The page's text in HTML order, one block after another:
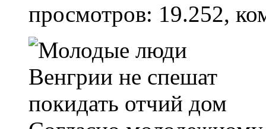
просмотров: 19.252,